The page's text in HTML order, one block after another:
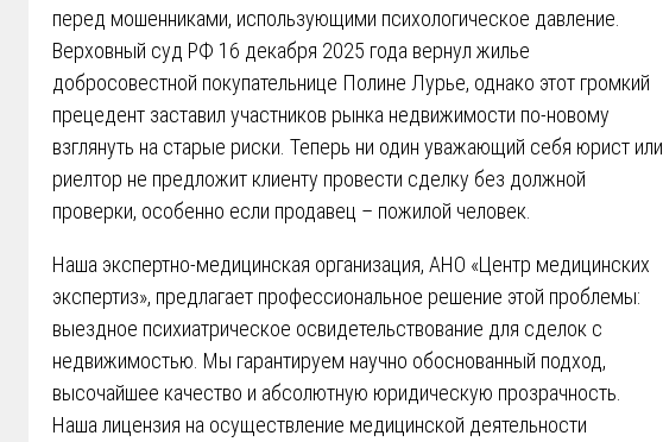
перед мошенниками, использующими психологическое давление.
Верховный суд РФ 16 декабря 2025 года вернул жилье
добросовестной покупательнице Полине Лурье, однако этот громкий
прецедент заставил участников рынка недвижимости по-новому
взглянуть на старые риски. Теперь ни один уважающий себя юрист или
риелтор не предложит клиенту провести сделку без должной
проверки, особенно если продавец – пожилой человек.
Наша экспертно-медицинская организация, АНО «Центр медицинских
экспертиз», предлагает профессиональное решение этой проблемы:
выездное психиатрическое освидетельствование для сделок с
недвижимостью. Мы гарантируем научно обоснованный подход,
высочайшее качество и абсолютную юридическую прозрачность.
Наша лицензия на осуществление медицинской деятельности